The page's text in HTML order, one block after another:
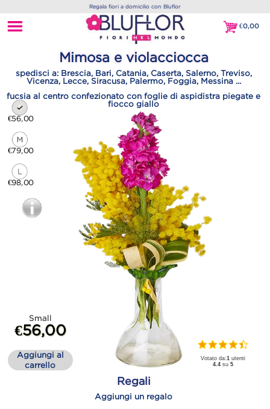
Regala fiori a domicilio con Bluflor
€0,00
€0,00
Mimosa e violacciocca
spedisci a: Brescia, Bari, Catania, Caserta, Salerno, Treviso,
Vicenza, Lecce, Siracusa, Palermo, Foggia, Messina ...
fucsia al centro confezionato con foglie di aspidistra piegate e
fiocco giallo
€56,00
€79,00
€98,00
Small
€56,00
Aggiungi al
carrello
Votato da:1 utenti
4.4 su5
Regali
Aggiungi un regalo